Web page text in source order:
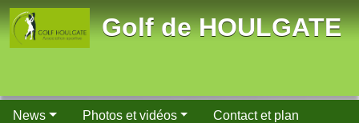
Golf de HOULGATE
News Photos et vidéos Contact et plan
Panneau de gestion des cookies